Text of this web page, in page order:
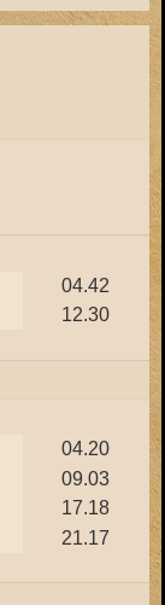
04.42
12.30
04.20
09.03
17.18
21.17